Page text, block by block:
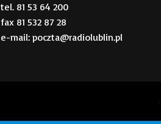
tel. 81 53 64 200
fax 81 532 87 28
e-mail: poczta@radiolublin.pl